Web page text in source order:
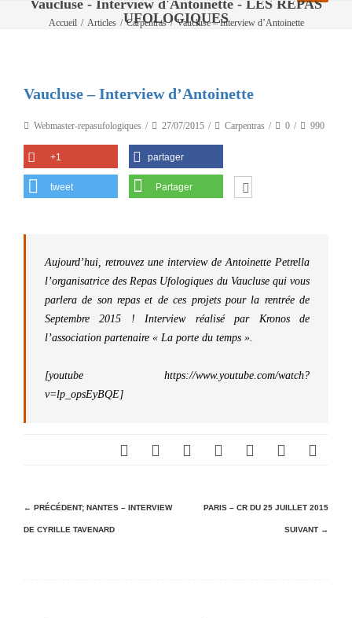
Vaucluse - Interview d'Antoinette - LES REPAS
UFOLOGIQUES
Accueil / Articles / Carpentras / Vaucluse – Interview d’Antoinette
Vaucluse – Interview d’Antoinette
Webmaster-repasufologiques 27/07/2015 Carpentras 0 990
+1 partager
tweet Partager
Aujourd’hui, retrouvez une interview de Antoinette Petrella
l’organisatrice des Repas Ufologiques du Vaucluse qui vous
parlera de son repas et de ces projets pour la rentrée de
Septembre 2015 ! Interview réalisé par Kronos de
l’association partenaire « La porte du temps ».
[youtube https://www.youtube.com/watch?
v=lp_opsEyBQE]
N
a
← PRÉCÉDENT; NANTES – INTERVIEW
DE CYRILLE TAVENARD
PARIS – CR DU 25 JUILLET 2015
SUIVANT →